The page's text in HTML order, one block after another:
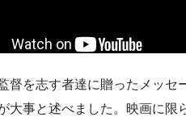
督を志す者達に贈ったメッセ
大事と述べました。映画に限